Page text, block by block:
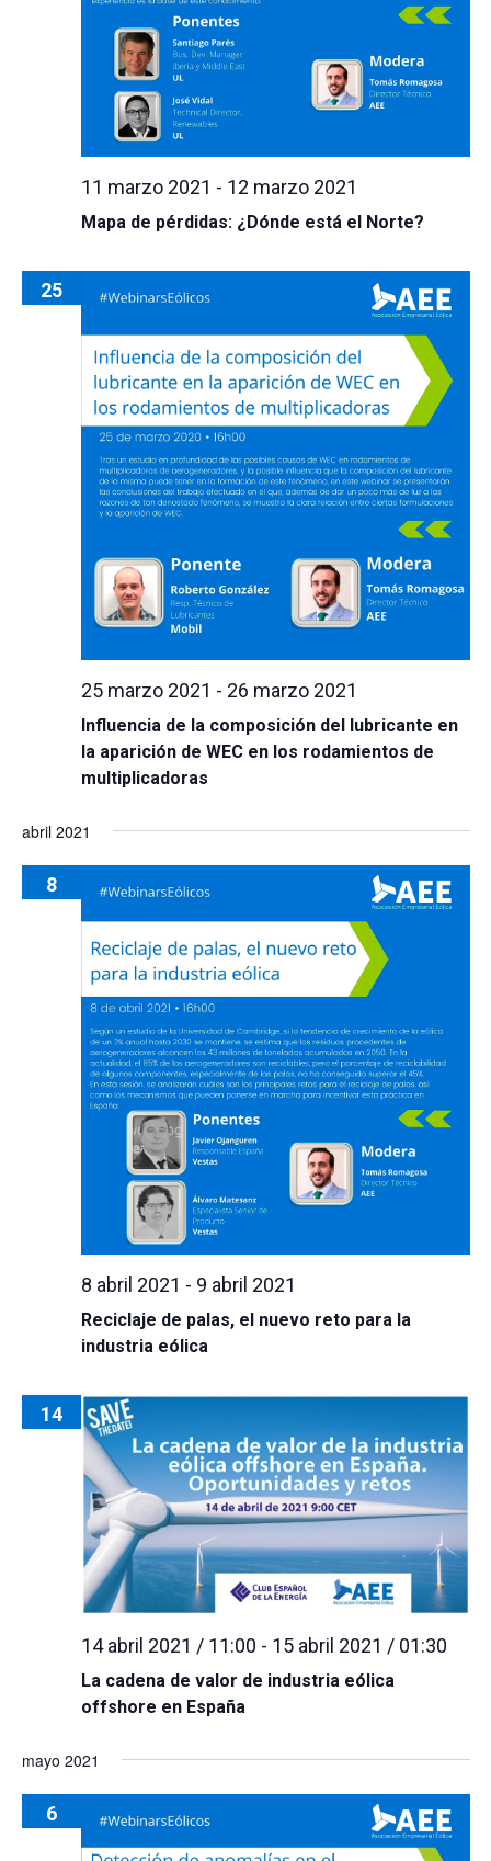
Mapa de pérdidas: ¿Dónde está el Norte?
11 marzo 2021 - 12 marzo 2021
25
Influencia de la composición del lubricante en
la aparición de WEC en los rodamientos de
multiplicadoras
25 marzo 2021 - 26 marzo 2021
abril 2021
8
Reciclaje de palas, el nuevo reto para la
industria eólica
8 abril 2021 - 9 abril 2021
14
La cadena de valor de industria eólica
offshore en España
14 abril 2021 / 11:00 - 15 abril 2021 / 01:30
mayo 2021
6